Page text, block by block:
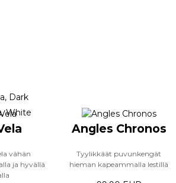
vähän
ja hyvällä
Angles Chronos
Tyylikkäät puvunkengät
hieman kapeammalla lestillä